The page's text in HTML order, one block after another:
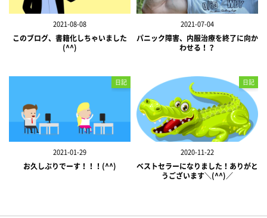
2021-08-08
このブログ、書籍化しちゃいました
(^^)
2021-07-04
パニック障害、内服治療を終了に向か
わせる！？
2021-01-29
日記
お久しぶりでーす！！！(^^)
2020-11-22
日記
ベストセラーになりました！ありがと
うございます＼(^^)／